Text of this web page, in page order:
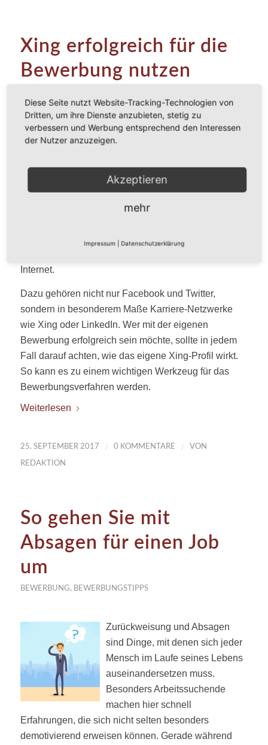
Xing erfolgreich für die
Bewerbung nutzen
Die Vernetzung in der Arbeitswelt
spielt heute eine große Rolle.
sozialen Netzwerken ein großes
Plus bei jeder Bewerbung.
Besonders in Start-Ups oder in
anderen Menschen erfordern, verschaffen sich die
Internet.
Dazu gehören nicht nur Facebook und Twitter,
sondern in besonderem Maße Karriere-Netzwerke
wie Xing oder LinkedIn. Wer mit der eigenen
Bewerbung erfolgreich sein möchte, sollte in jedem
Fall darauf achten, wie das eigene Xing-Profil wirkt.
So kann es zu einem wichtigen Werkzeug für das
Bewerbungsverfahren werden.
Weiterlesen
25. SEPTEMBER 2017 / 0 KOMMENTARE / VON
REDAKTION
So gehen Sie mit
Absagen für einen Job
um
BEWERBUNG, BEWERBUNGSTIPPS
Zurückweisung und Absagen
sind Dinge, mit denen sich jeder
Mensch im Laufe seines Lebens
auseinandersetzen muss.
Besonders Arbeitssuchende
machen hier schnell
Erfahrungen, die sich nicht selten besonders
demotivierend erweisen können. Gerade während
Diese Seite nutzt Website-Tracking-Technologien von
Dritten, um ihre Dienste anzubieten, stetig zu
verbessern und Werbung entsprechend den Interessen
der Nutzer anzuzeigen.
Akzeptieren
mehr
Impressum Datenschutzerklärung